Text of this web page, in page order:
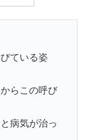
ている姿
らこの呼び
病気が治っ